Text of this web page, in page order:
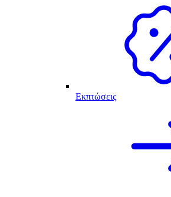
Εκπτώσεις